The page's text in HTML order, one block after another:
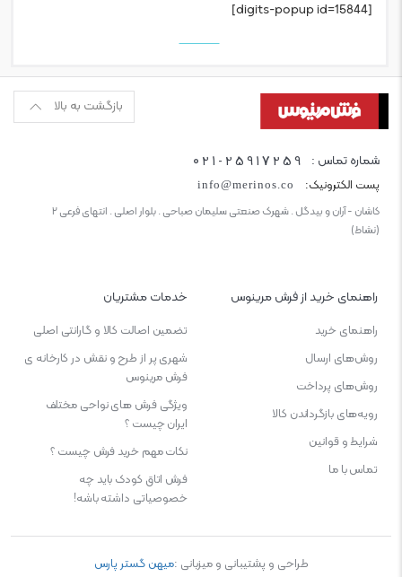
[digits-popup id=15844]
بازگشت به بالا
شماره تماس : 021-25917259
پست الکترونیک: info@merinos.co
کاشان - آران و بیدگل . شهرک صنعتی سلیمان صباحی . بلوار اصلی . انتهای فرعی ۲
(نشاط)
راهنمای خرید از فرش مرینوس
راهنمای خرید
روش‌های ارسال
روش‌های پرداخت
رویه‌های بازگرداندن کالا
شرایط و قوانین
تماس با ما
خدمات مشتریان
تضمین اصالت کالا و گارانتی اصلی
شهری پر از طرح و نقش در کارخانه ی
فرش مرینوس
ویژگی‌ فرش‌ های نواحی مختلف
ایران چیست ؟
نکات مهم خرید فرش چیست ؟
فرش اتاق کودک باید چه
خصوصیاتی داشته باشه!
طراحی و پشتیبانی و میزبانی :میهن گستر پارس